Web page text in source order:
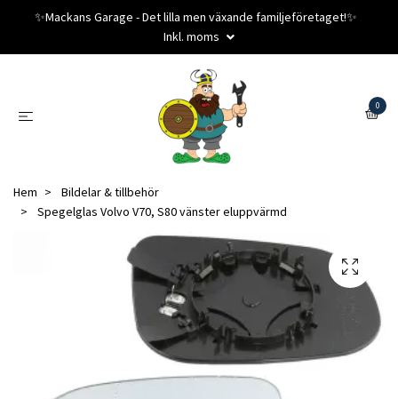
✨️Mackans Garage - Det lilla men växande familjeföretaget!✨️
Inkl. moms
0
Hem
Bildelar & tillbehör
Spegelglas Volvo V70, S80 vänster eluppvärmd